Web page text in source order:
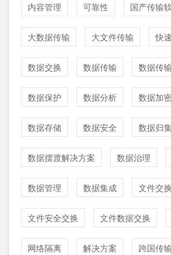
内容管理 可靠性 国产传输
大数据传输 大文件传输 快
数据交换 数据传输 数据传
数据保护 数据分析 数据加
数据存储 数据安全 数据归
数据摆渡解决方案 数据治理
数据管理 数据集成 文件交换
文件安全交换 文件数据交换
网络隔离 解决方案 跨国传输